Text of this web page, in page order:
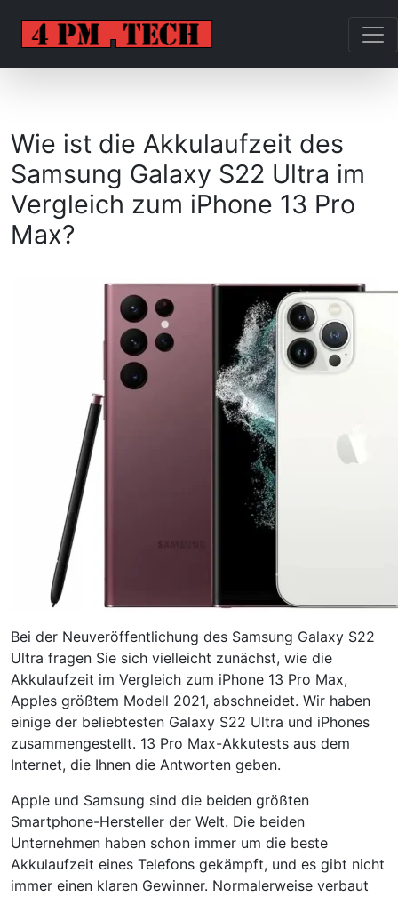
Wie ist die Akkulaufzeit des
Samsung Galaxy S22 Ultra im
Vergleich zum iPhone 13 Pro
Max?
Bei der Neuveröffentlichung des Samsung Galaxy S22
Ultra fragen Sie sich vielleicht zunächst, wie die
Akkulaufzeit im Vergleich zum iPhone 13 Pro Max,
Apples größtem Modell 2021, abschneidet. Wir haben
einige der beliebtesten Galaxy S22 Ultra und iPhones
zusammengestellt. 13 Pro Max-Akkutests aus dem
Internet, die Ihnen die Antworten geben.
Apple und Samsung sind die beiden größten
Smartphone-Hersteller der Welt. Die beiden
Unternehmen haben schon immer um die beste
Akkulaufzeit eines Telefons gekämpft, und es gibt nicht
immer einen klaren Gewinner. Normalerweise verbaut